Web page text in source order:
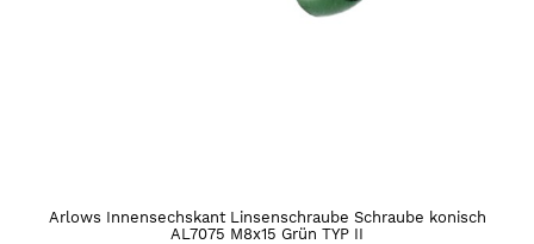
Arlows Innensechskant Linsenschraube Schraube konisch
AL7075 M8x15 Grün TYP II